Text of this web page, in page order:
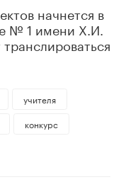
начнется в
№ 1 имени Х.И.
учителя
конкурс